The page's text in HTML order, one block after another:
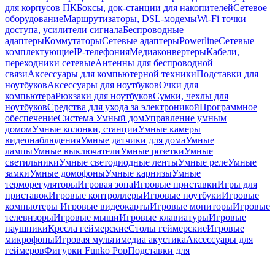
для корпусов ПКБоксы, док-станции для накопителейСетевое
оборудованиеМаршрутизаторы, DSL-модемыWi-Fi точки
доступа, усилители сигналаБеспроводные
адаптерыКоммутаторыСетевые адаптерыPowerlineСетевые
комплектующиеIP-телефонияМедиаконвертерыКабели,
переходники сетевыеАнтенны для беспроводной
связиАксессуары для компьютерной техникиПодставки для
ноутбуковАксессуары для ноутбуковОчки для
компьютераРюкзаки для ноутбуковСумки, чехлы для
ноутбуковСредства для ухода за электроникойПрограммное
обеспечениеСистема Умный домУправление умным
домомУмные колонки, станцииУмные камеры
видеонаблюденияУмные датчики для домаУмные
лампыУмные выключателиУмные розеткиУмные
светильникиУмные светодиодные лентыУмные релеУмные
замкиУмные домофоныУмные карнизыУмные
терморегуляторыИгровая зонаИгровые приставкиИгры для
приставокИгровые контроллерыИгровые ноутбукиИгровые
компьютеры Игровые видеокартыИгровые мониторыИгровые
телевизорыИгровые мышиИгровые клавиатурыИгровые
наушникиКресла геймерскиеСтолы геймерскиеИгровые
микрофоныИгровая мультимедиа акустикаАксессуары для
геймеровФигурки Funko PopПодставки для